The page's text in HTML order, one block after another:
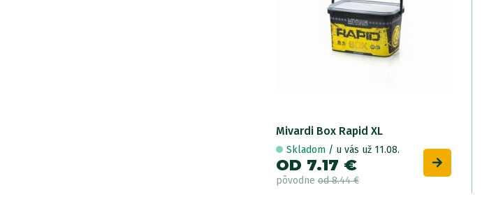
Mivardi Box Rapid XL
Skladom / u vás už 11.08.
OD 7.17 €
pôvodne od 8.44 €